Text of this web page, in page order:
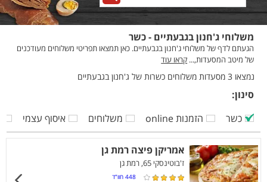
משלוחי ג'חנון בגבעתיים - כשר
הגעתם לדף של משלוחי ג'חנון בגבעתיים. כאן תמצאו תפריטי משלוחים מעודכנים
של מיטב המסעדות,... קראו עוד
נמצאו 3 מסעדות משלוחים כשרות של ג'חנון בגבעתיים
סינון:
כשר
הזמנות online משלוחים איסוף עצמי
אמריקן פיצה רמת גן
ז'בוטינסקי 65, רמת גן
448 חוו”ד